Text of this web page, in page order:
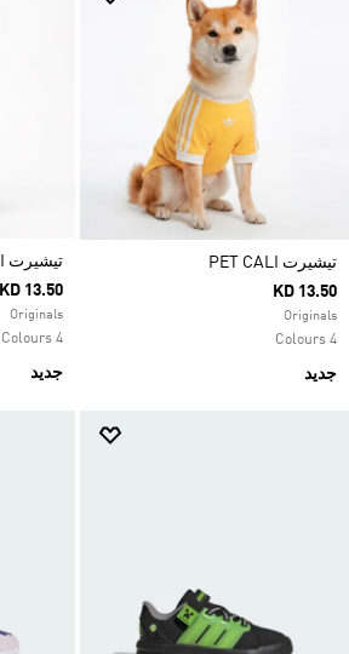
تيشيرت PET CALI
KD 13.50
Originals
4 Colours
جديد
تيشيرت PET CALI
KD 13.50
Originals
4 Colours
جديد